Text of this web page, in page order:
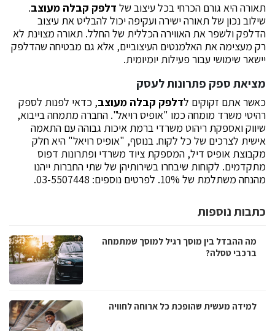
תאורה היא גורם הכרחי בכל עיצוב של דלפק קבלה מעוצב.
שילוב נכון של תאורה ישירה ועקיפה יכול להבליט את עיצוב
הדלפק ולשפר את האווירה הכללית של החלל. תאורה מצוינת לא
רק מעצימה את האלמנטים העיצוביים, אלא גם מבטיחה שהדלפק
יישאר שימושי עבור פעילות יומיומית.
מציאת ספק פתרונות לעסק
כאשר אתם זקוקים לדלפק קבלה מעוצב, כדאי לפנות לספק
רהיטי משרד מומחה כמו "אופיס רויאל". החברה מתמחה בייבוא,
שיווק ואספקת ריהוט משרדי ברמת איכות גבוהה עם התאמה
אישית לצרכים של כל לקוח. בנוסף, "אופיס רויאל" היא חלק
מקבוצת אופיס דיל, המספקת ציוד משרדי ופתרונות דפוס
מתקדמים. לקוחות שיבחרו בשירותיהן של שתי החברות ייהנו
מהנחה משתלמת של 10%. לפרטים נוספים: 03-5507448.
כתבות נוספות
מה ההבדל בין מוסך רגיל למוסך שמתמחה
ברכבי טסלה?
למידה מעשית שהופכת כל ארוחה לחוויה